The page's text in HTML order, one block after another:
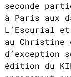
seconde
à Paris aux
L’Escurial et
au Christine
d’exception
édition du